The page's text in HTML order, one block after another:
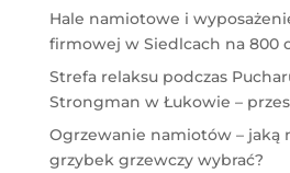
Hale namiotowe i
firmowej w Siedlcach na 800
Strefa relaksu podczas
Strongman w Łukowie –
Ogrzewanie namiotów – jaką
grzybek grzewczy wybrać?